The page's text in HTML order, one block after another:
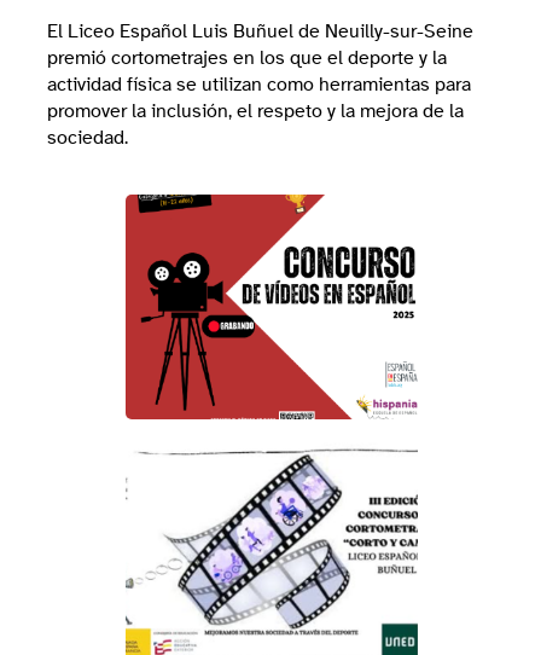
El Liceo Español Luis Buñuel de Neuilly-sur-Seine
premió cortometrajes en los que el deporte y la
actividad física se utilizan como herramientas para
promover la inclusión, el respeto y la mejora de la
sociedad.